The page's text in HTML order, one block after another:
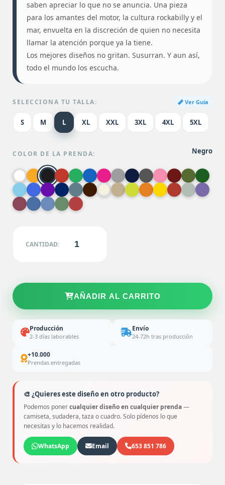
saben apreciar lo que no se anuncia. Una pieza
para los amantes del motor, la cultura rockabilly y el
mar, envuelta en la discreción de quien no necesita
llamar la atención porque ya la tiene.
Los mejores diseños no gritan. Susurran. Y aun así,
todo el mundo los escucha.
SELECCIONA TU TALLA: Ver Guía
S M L XL XXL 3XL 4XL 5XL
COLOR DE LA PRENDA: Negro
CANTIDAD:
AÑADIR AL CARRITO
Producción
2-3 días laborables
Envío
24-72h tras producción
+10.000
Prendas entregadas
🎨 ¿Quieres este diseño en otro producto?
Podemos ponercualquier diseño en cualquier prenda—
camiseta, sudadera, taza o cuadro. Solo pídenos lo que
necesitas y lo hacemos realidad.
WhatsApp Email 653 851 786